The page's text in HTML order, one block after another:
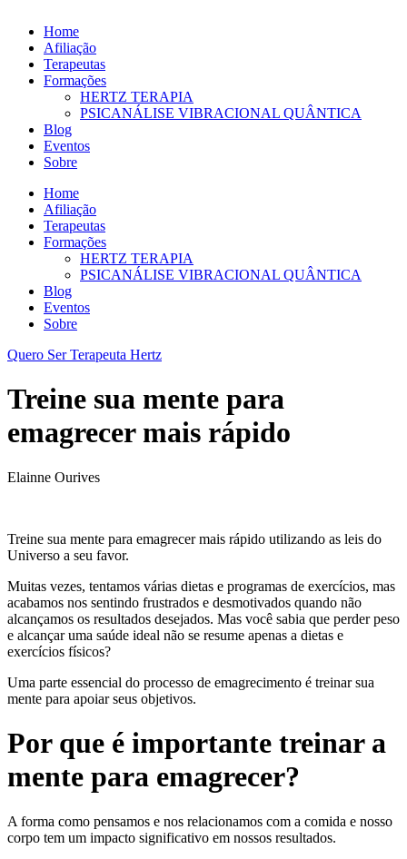
Home
Afiliação
Terapeutas
Formações
HERTZ TERAPIA
PSICANÁLISE VIBRACIONAL QUÂNTICA
Blog
Eventos
Sobre
Home
Afiliação
Terapeutas
Formações
HERTZ TERAPIA
PSICANÁLISE VIBRACIONAL QUÂNTICA
Blog
Eventos
Sobre
Quero Ser Terapeuta Hertz
Treine sua mente para
emagrecer mais rápido
Elainne Ourives
Treine sua mente para emagrecer mais rápido utilizando as leis do
Universo a seu favor.
Muitas vezes, tentamos várias dietas e programas de exercícios, mas
acabamos nos sentindo frustrados e desmotivados quando não
alcançamos os resultados desejados. Mas você sabia que perder peso
e alcançar uma saúde ideal não se resume apenas a dietas e
exercícios físicos?
Uma parte essencial do processo de emagrecimento é treinar sua
mente para apoiar seus objetivos.
Por que é importante treinar a
mente para emagrecer?
A forma como pensamos e nos relacionamos com a comida e nosso
corpo tem um impacto significativo em nossos resultados.